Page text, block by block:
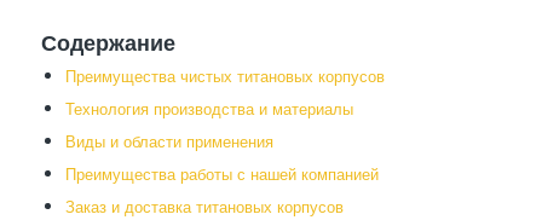
Содержание
Преимущества чистых титановых корпусов
Технология производства и материалы
Виды и области применения
Преимущества работы с нашей компанией
Заказ и доставка титановых корпусов